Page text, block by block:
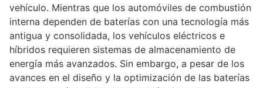
vehículo. Mientras que los automóviles de combustión
interna dependen de baterías con una tecnología más
antigua y consolidada, los vehículos eléctricos e
híbridos requieren sistemas de almacenamiento de
energía más avanzados. Sin embargo, a pesar de los
avances en el diseño y la optimización de las baterías